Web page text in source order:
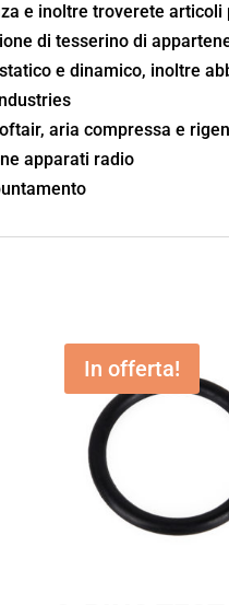
e inoltre troverete
di tesserino di
e dinamico, inoltre
aria compressa e
apparati radio
In offerta!